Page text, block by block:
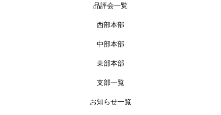
品評会一覧
西部本部
中部本部
東部本部
支部一覧
お知らせ一覧